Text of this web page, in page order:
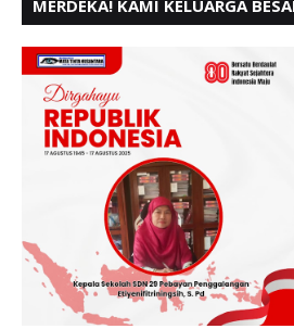
MERDEKA! KAMI KELUARGA
KE - 80